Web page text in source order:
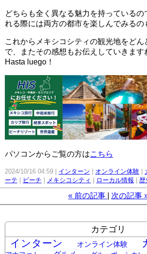
どちらも全く異なる魅力を持っている
れる際には両方の都市を楽しんでみるの
これからメキシコシティの観光地をど
で、またその感想もお伝えしていきます
Hasta luego！
パソコンからご覧の方はこちら
2024/10/16 04:59 インターン オンライン体験
ーテ
ビーチ メキシコシティ ローカル情報 歴
« 前の記事 次の記事
カテゴリ
インターン オンライン体験